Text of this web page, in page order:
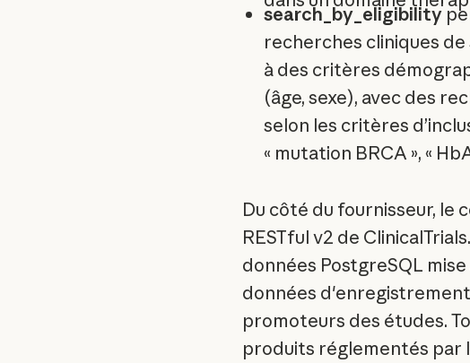
search_by_eligibility
recherches cliniques
à des critères
(âge, sexe), avec des
selon les critères
« mutation BRCA », «
Du côté du fournisseur, le
RESTful v2 de
données PostgreSQL
données d'enregistrement
promoteurs des études.
produits réglementés par